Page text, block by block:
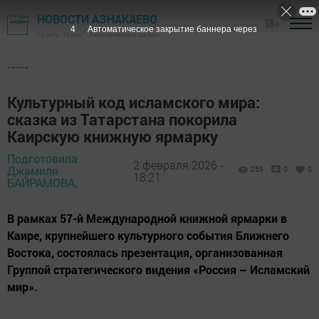
НОВОСТИ АЗНАКАЕВО
Газета "Маяк" - Азнакаевский район
-----
Культурный код исламского мира:
сказка из Татарстана покорила
Каирскую книжную ярмарку
Подготовила
Джамиля
БАЙРАМОВА,
2 февраля 2026 -
18:21
259 0 0
В рамках 57-й Международной книжной ярмарки в
Каире, крупнейшего культурного события Ближнего
Востока, состоялась презентация, организованная
Группой стратегического видения «Россия – Исламский
мир».
3 Автоматическое закрытие баннера через